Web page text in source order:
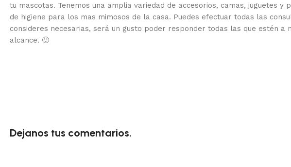
tu mascotas. Tenemos una amplia variedad de accesorios, camas, juguetes y
de higiene para los mas mimosos de la casa. Puedes efectuar todas las
consideres necesarias, será un gusto poder responder todas las que estén a
alcance. 🙂
Dejanos tus comentarios.